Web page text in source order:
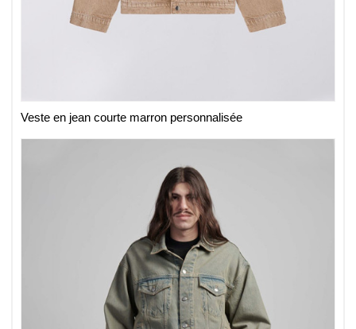
Veste en jean courte marron personnalisée